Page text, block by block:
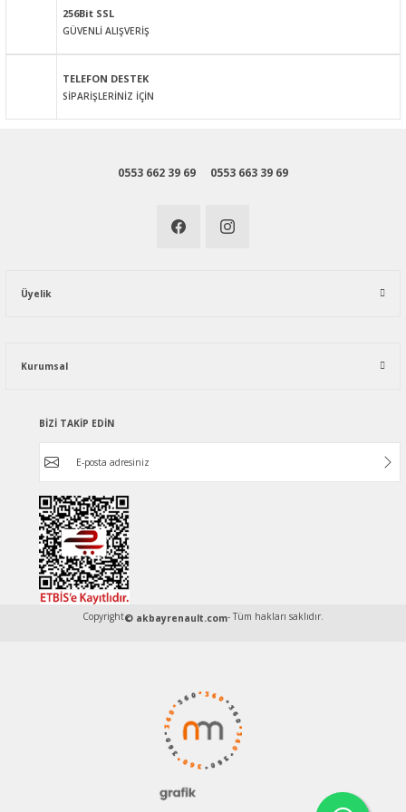
256Bit SSL
GÜVENLİ ALIŞVERİŞ
TELEFON DESTEK
SİPARİŞLERİNİZ İÇİN
0553 662 39 69 0553 663 39 69
Üyelik
Kurumsal
BİZİ TAKİP EDİN
Copyright© akbayrenault.com- Tüm hakları saklıdır.